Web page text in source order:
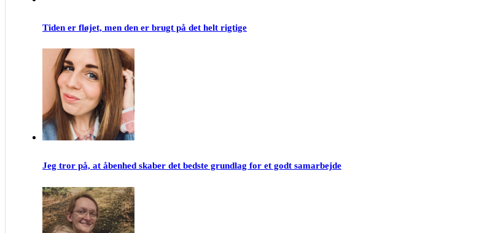
Tiden er fløjet, men den er brugt på det helt rigtige
Jeg tror på, at åbenhed skaber det bedste grundlag for et godt samarbejde